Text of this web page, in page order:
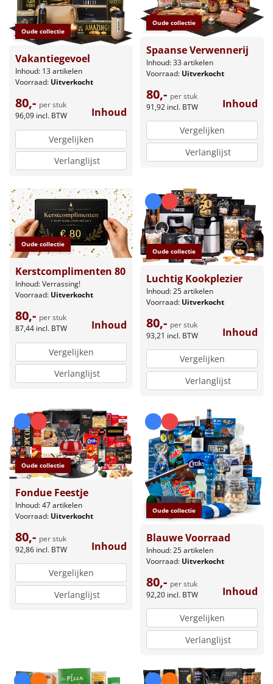
Oude collectie
Vakantiegevoel
Inhoud: 13 artikelen
Voorraad: Uitverkocht
80,- per stuk
96,09 incl. BTW Inhoud
Vergelijken
Verlanglijst
Oude collectie
Spaanse Verwennerij
Inhoud: 33 artikelen
Voorraad: Uitverkocht
80,- per stuk
91,92 incl. BTW Inhoud
Vergelijken
Verlanglijst
Oude collectie
Kerstcomplimenten 80
Inhoud: Verrassing!
Voorraad: Uitverkocht
80,- per stuk
87,44 incl. BTW Inhoud
Vergelijken
Verlanglijst
Oude collectie
Luchtig Kookplezier
Inhoud: 25 artikelen
Voorraad: Uitverkocht
80,- per stuk
93,21 incl. BTW Inhoud
Vergelijken
Verlanglijst
Oude collectie
Fondue Feestje
Inhoud: 47 artikelen
Voorraad: Uitverkocht
80,- per stuk
92,86 incl. BTW Inhoud
Vergelijken
Verlanglijst
Oude collectie
Blauwe Voorraad
Inhoud: 25 artikelen
Voorraad: Uitverkocht
80,- per stuk
92,20 incl. BTW Inhoud
Vergelijken
Verlanglijst